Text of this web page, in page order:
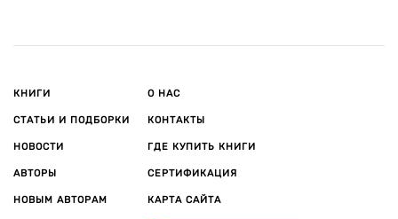
КНИГИ
СТАТЬИ И ПОДБОРКИ
НОВОСТИ
АВТОРЫ
НОВЫМ АВТОРАМ
О НАС
КОНТАКТЫ
ГДЕ КУПИТЬ КНИГИ
СЕРТИФИКАЦИЯ
КАРТА САЙТА